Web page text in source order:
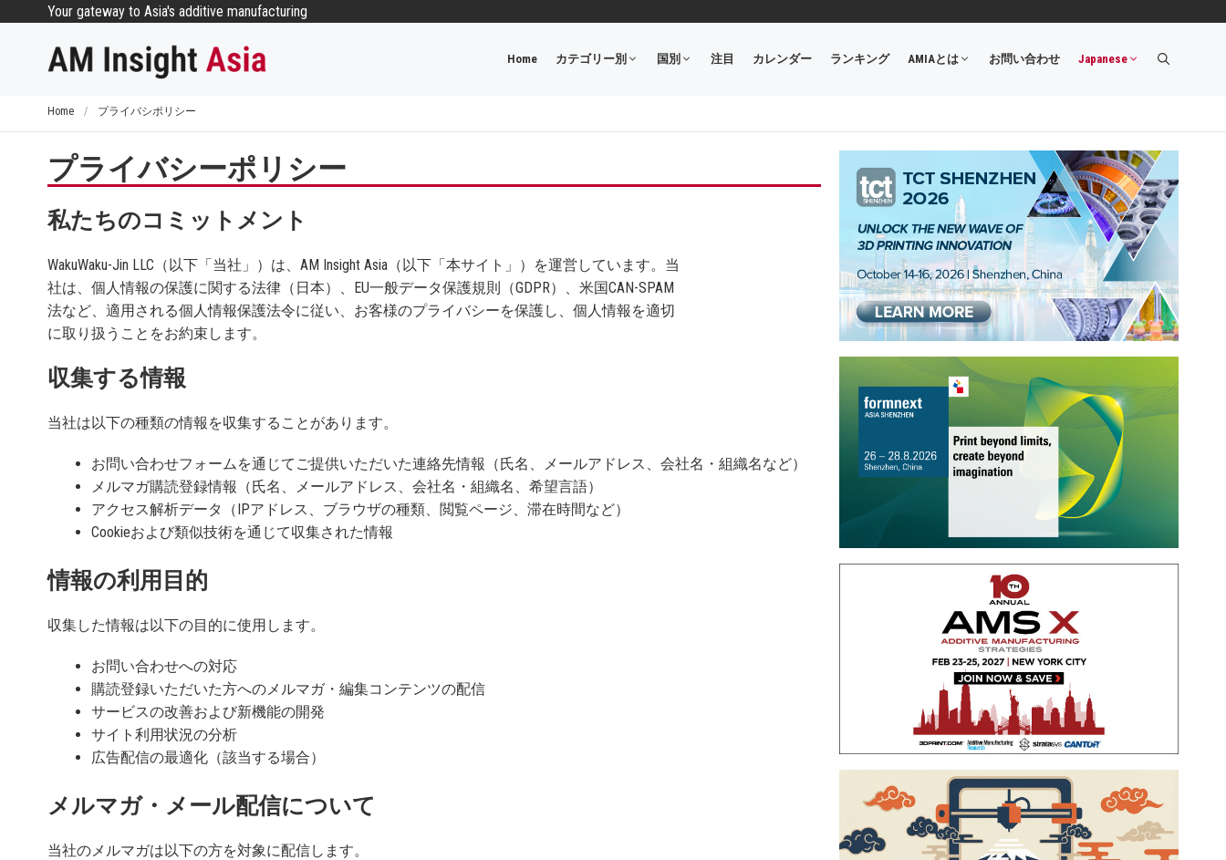
Your gateway to Asia's additive manufacturing
Home カテゴリー別 国別 注目 カレンダー ランキング AMIAとは お問い合わせ Japanese
Home / プライバシポリシー
プライバシーポリシー
私たちのコミットメント
WakuWaku-Jin LLC（以下「当社」）は、AM Insight Asia（以下「本サイト」）を運営しています。当
社は、個人情報の保護に関する法律（日本）、EU一般データ保護規則（GDPR）、米国CAN-SPAM
法など、適用される個人情報保護法令に従い、お客様のプライバシーを保護し、個人情報を適切
に取り扱うことをお約束します。
収集する情報
当社は以下の種類の情報を収集することがあります。
お問い合わせフォームを通じてご提供いただいた連絡先情報（氏名、メールアドレス、会社名・組織名など）
メルマガ購読登録情報（氏名、メールアドレス、会社名・組織名、希望言語）
アクセス解析データ（IPアドレス、ブラウザの種類、閲覧ページ、滞在時間など）
Cookieおよび類似技術を通じて収集された情報
情報の利用目的
収集した情報は以下の目的に使用します。
お問い合わせへの対応
購読登録いただいた方へのメルマガ・編集コンテンツの配信
サービスの改善および新機能の開発
サイト利用状況の分析
広告配信の最適化（該当する場合）
メルマガ・メール配信について
当社のメルマガは以下の方を対象に配信します。